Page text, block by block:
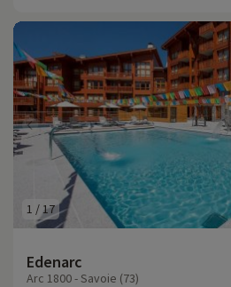
1 /17
Edenarc
Arc 1800 - Savoie (73)